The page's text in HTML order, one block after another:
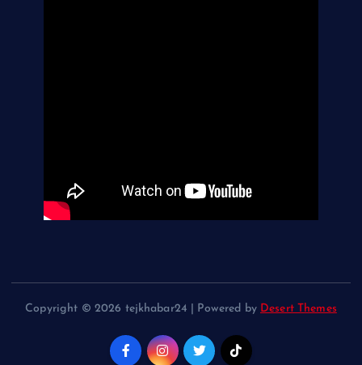
Copyright © 2026 tejkhabar24 | Powered by Desert Themes